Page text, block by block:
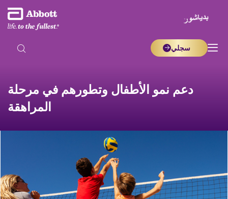
سجلي
دعم نمو الأطفال وتطورهم في مرحلة
المراهقة